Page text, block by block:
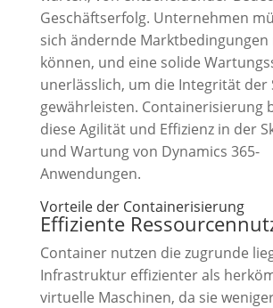
Geschäftserfolg. Unternehmen
sich ändernde Marktbedingungen
können, und eine solide
unerlässlich, um die Integrität der
gewährleisten. Containerisierung
diese Agilität und Effizienz in der
und Wartung von Dynamics 365-
Anwendungen.
Vorteile der Containerisierung
Effiziente
Container nutzen die zugrunde
Infrastruktur effizienter als
virtuelle Maschinen, da sie